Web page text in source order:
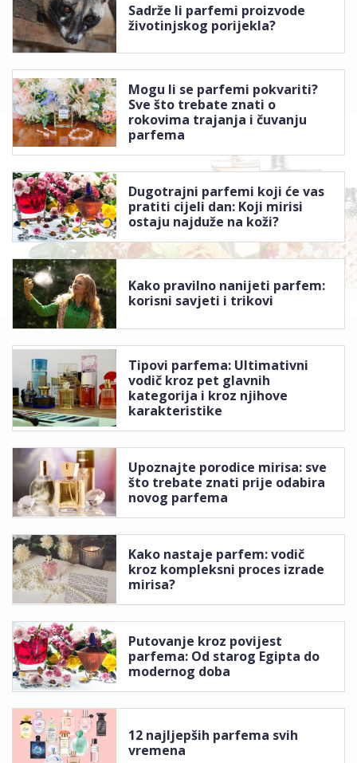
Sadrže li parfemi proizvode
životinjskog porijekla?
Mogu li se parfemi pokvariti?
Sve što trebate znati o
rokovima trajanja i čuvanju
parfema
Dugotrajni parfemi koji će vas
pratiti cijeli dan: Koji mirisi
ostaju najduže na koži?
Kako pravilno nanijeti parfem:
korisni savjeti i trikovi
Tipovi parfema: Ultimativni
vodič kroz pet glavnih
kategorija i kroz njihove
karakteristike
Upoznajte porodice mirisa: sve
što trebate znati prije odabira
novog parfema
Kako nastaje parfem: vodič
kroz kompleksni proces izrade
mirisa?
Putovanje kroz povijest
parfema: Od starog Egipta do
modernog doba
12 najljepših parfema svih
vremena